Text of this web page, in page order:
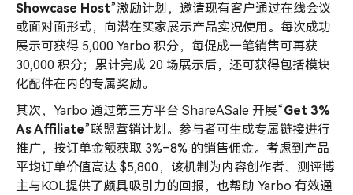
Showcase Host”激励计划，邀请现有客户通过在线会议
或面对面形式，向潜在买家展示产品实况使用。每次成功
展示可获得 5,000 Yarbo 积分，每促成一笔销售可再获
30,000 积分；累计完成 20 场展示后，还可获得包括模块
化配件在内的专属奖励。
其次，Yarbo 通过第三方平台 ShareASale 开展“Get 3%
As Affiliate”联盟营销计划。参与者可生成专属链接进行
推广，按订单金额获取 3%–8% 的销售佣金。考虑到产品
平均订单价值高达 $5,800，该机制为内容创作者、测评博
主与KOL提供了颇具吸引力的回报，也帮助 Yarbo 有效通